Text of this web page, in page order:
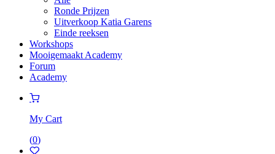
Ronde Prijzen
Uitverkoop Katia Garens
Einde reeksen
Workshops
Mooigemaakt Academy
Forum
Academy
My Cart
(0)